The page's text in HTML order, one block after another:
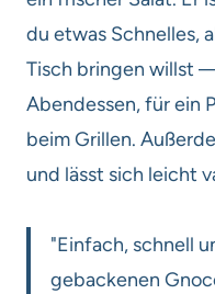
du etwas Schnelles,
Tisch bringen willst
Abendessen, für ein
beim Grillen.
und lässt sich leicht
"Einfach, schnell
gebackenen